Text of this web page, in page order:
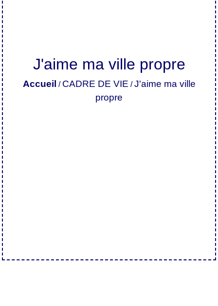
J'aime ma ville propre
Accueil / CADRE DE VIE /J'aime ma ville
propre